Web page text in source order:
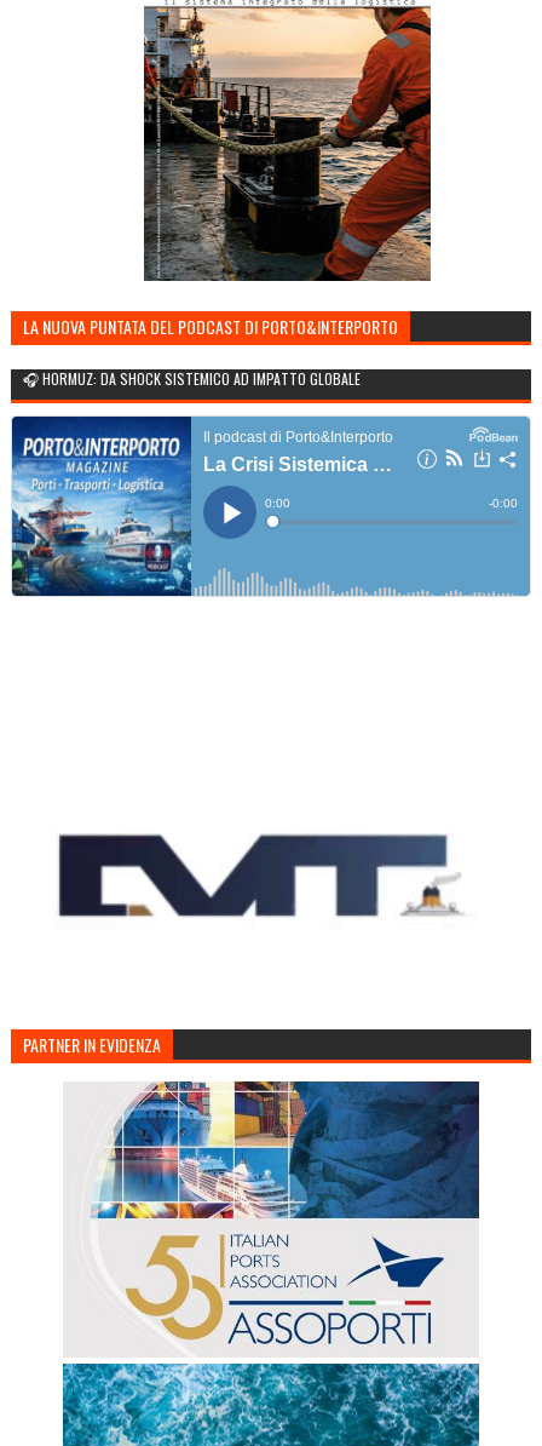
LA NUOVA PUNTATA DEL PODCAST DI PORTO&INTERPORTO
🎧 HORMUZ: DA SHOCK SISTEMICO AD IMPATTO GLOBALE
PARTNER IN EVIDENZA